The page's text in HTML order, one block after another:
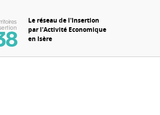
Le réseau de l'Insertion
par l'Activité Economique
en Isère